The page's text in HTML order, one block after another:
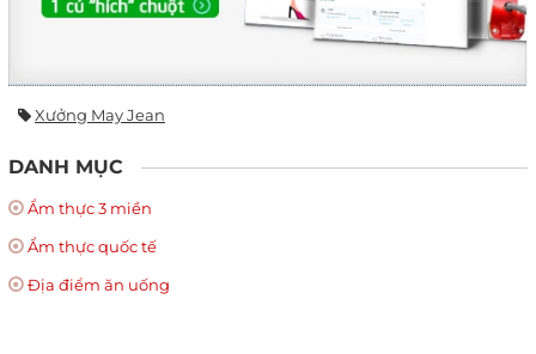
Xưởng May Jean
DANH MỤC
Ẩm thực 3 miền
Ẩm thực quốc tế
Địa điểm ăn uống